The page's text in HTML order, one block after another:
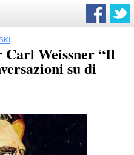
Carl Weissner “Il
su di